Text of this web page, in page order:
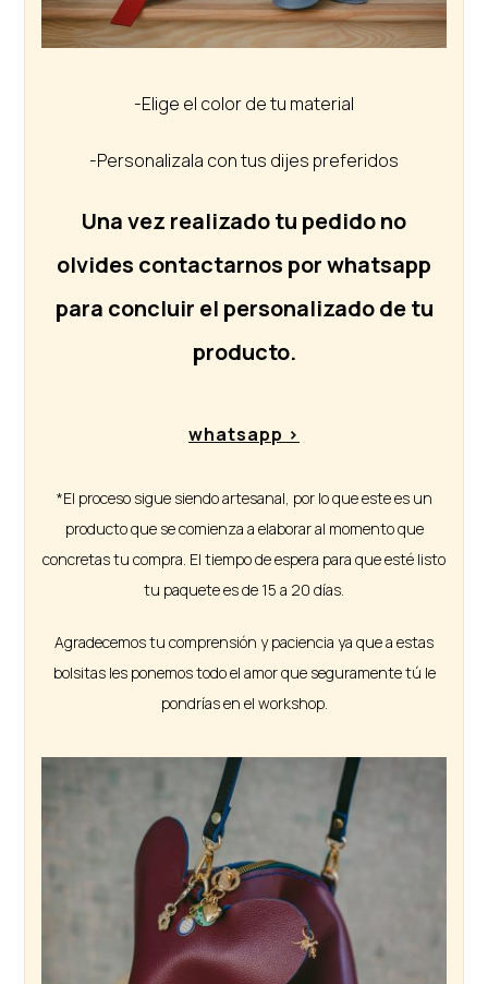
-Elige el color de tu material
-Personalizala con tus dijes preferidos
Una vez realizado tu pedido no
olvides contactarnos por whatsapp
para concluir el personalizado de tu
producto.
whatsapp >
*El proceso sigue siendo artesanal, por lo que este es un
producto que se comienza a elaborar al momento que
concretas tu compra. El tiempo de espera para que esté listo
tu paquete es de 15 a 20 días.
Agradecemos tu comprensión y paciencia ya que a estas
bolsitas les ponemos todo el amor que seguramente tú le
pondrías en el workshop.